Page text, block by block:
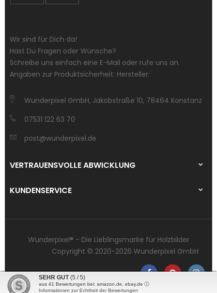
Wir sind für Dich da!
Hast Du Fragen oder Wünsche?
Schreibe uns einfach eine E-Mail oder rufe uns an.
Angaben zur Produktsicherheit: Hersteller:
Wunderpixel GmbH, Jakobstraße 10, 78464 Konstanz
07531 122 63 70
post@wunderpixel.de
VERTRAUENSVOLLE ABWICKLUNG
KUNDENSERVICE
Wunderpixel® - Die Lieblingsmarke für Holzbilder
Copyright © 2020-2026 Wunderpixel GmbH
SEHR GUT (5 / 5)
aus 41 Bewertungen bei: amazon.de, ebay.de ⓘ
Informationen zur Echtheit der Bewertungen